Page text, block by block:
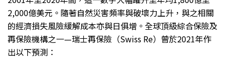
2,000億美元。隨著自然災害頻率與破壞力上升，與之相關
的經濟損失風險緩解成本亦與日俱增。全球頂級綜合保險及
再保險機構之一—瑞士再保險（Swiss Re）曾於2021年作
出以下預測：